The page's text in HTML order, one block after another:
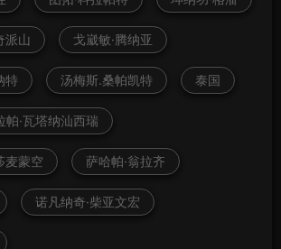
派山 戈崴敏·腾纳亚
特 汤梅斯.桑帕凯特 泰国
帕·瓦塔纳汕西瑞
麦蒙空 萨哈帕·翁拉齐
诺凡纳奇·柴亚文宏